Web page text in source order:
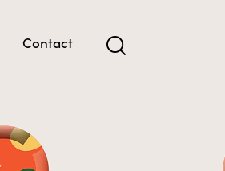
Contact